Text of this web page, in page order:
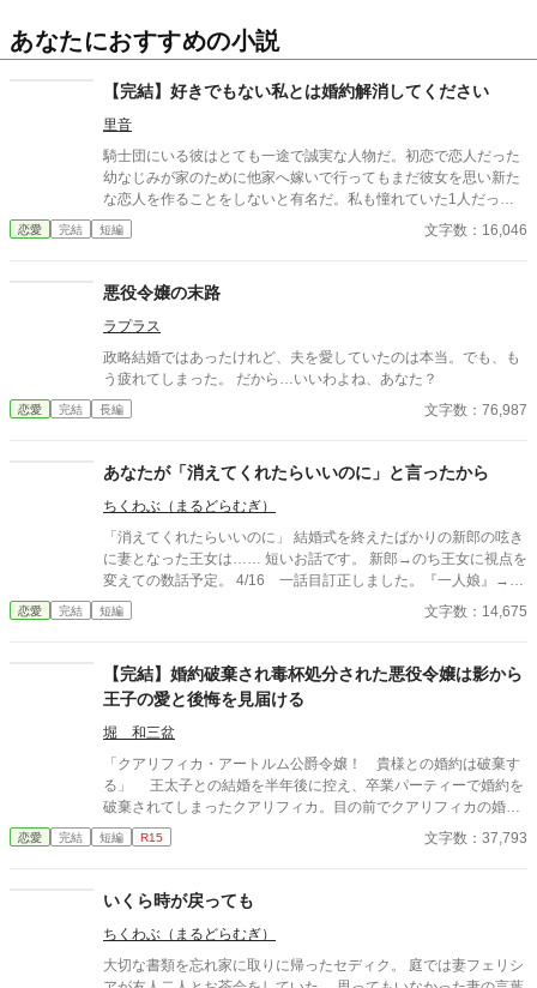
あなたにおすすめの小説
【完結】好きでもない私とは婚約解消してください
里音
騎士団にいる彼はとても一途で誠実な人物だ。初恋で恋人だった
幼なじみが家のために他家へ嫁いで行ってもまだ彼女を思い新た
な恋人を作ることをしないと有名だ。私も憧れていた1人だっ
た。 そんな彼との婚約が成立した。それは彼の行動で私が傷を負
ったからだ。傷は残らないのに責任感からの婚約ではあるが、彼
婚約して6ヶ月、接点のほとんどない2人だが少しずつ距離も縮ま
婚をして帰ってくる話を聞いて彼が私との婚約を「最悪だ」と後
悔しているのを聞いてしまった。
恋愛 完結 短編 文字数：16,046
悪役令嬢の末路
ラプラス
政略結婚ではあったけれど、夫を愛していたのは本当。でも、も
う疲れてしまった。 だから…いいわよね、あなた？
恋愛 完結 長編 文字数：76,987
あなたが「消えてくれたらいいのに」と言ったから
ちくわぶ（まるどらむぎ）
「消えてくれたらいいのに」 結婚式を終えたばかりの新郎の呟き
に妻となった王女は…… 短いお話です。 新郎→のち王女に視点を
変えての数話予定。 4/16 一話目訂正しました。『一人娘』→
『第一王女』
恋愛 完結 短編 文字数：14,675
【完結】婚約破棄され毒杯処分された悪役令嬢は影から
王子の愛と後悔を見届ける
堀 和三盆
「クアリフィカ・アートルム公爵令嬢！ 貴様との婚約は破棄す
る」 王太子との結婚を半年後に控え、卒業パーティーで婚約を
破棄されてしまったクアリフィカ。目の前でクアリフィカの婚約
者に寄り添い、歪んだ嗤いを浮かべているのは異母妹のルシクラ
ージュだ。 クアリフィカは既に王妃教育を終えているため、こ
クアリフィカにとれる選択肢は多くない。 せめてこれまで努力
してきた王妃教育の成果を見てもらいたくて。 キレイな姿を婚
約者の記憶にとどめてほしくて。 クアリフィカは荒れ狂う感情
をしっかりと覆い隠し、この場で最後の公務に臨む。 卒業パー
ティー会場に響き渡る悲鳴。 目にした惨状にバタバタと倒れる
恋愛 完結 短編 R15 文字数：37,793
いくら時が戻っても
ちくわぶ（まるどらむぎ）
大切な書類を忘れ家に取りに帰ったセディク。 庭では妻フェリシ